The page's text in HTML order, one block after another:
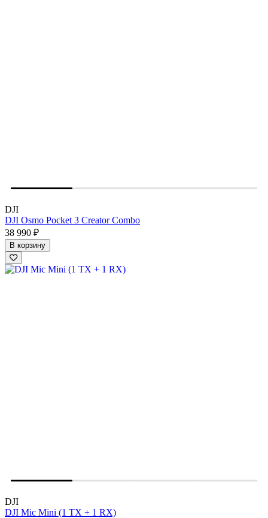
DJI
DJI Osmo Pocket 3 Creator Combo
38 990 ₽
В корзину
DJI
DJI Mic Mini (1 TX + 1 RX)